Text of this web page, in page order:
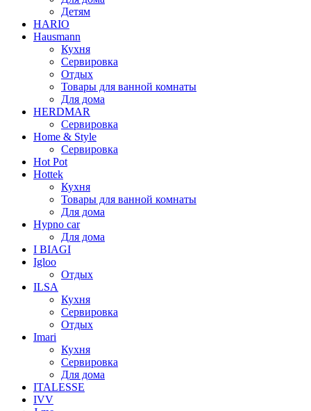
Детям
HARIO
Hausmann
Кухня
Сервировка
Отдых
Товары для ванной комнаты
Для дома
HERDMAR
Сервировка
Home & Style
Сервировка
Hot Pot
Hottek
Кухня
Товары для ванной комнаты
Для дома
Hypno car
Для дома
I BIAGI
Igloo
Отдых
ILSA
Кухня
Сервировка
Отдых
Imari
Кухня
Сервировка
Для дома
ITALESSE
IVV